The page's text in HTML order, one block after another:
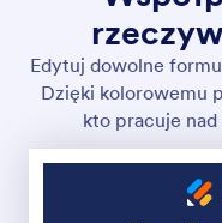
Proces
Stwórz płynny